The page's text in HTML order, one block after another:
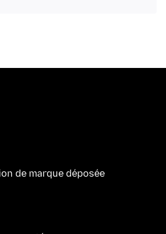
de marque déposée